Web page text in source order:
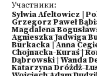
Участники:
Sylwia Afeltowicz
Grzegorz Paweł
Magdalena
Agnieszka Jadwiga
Burkacka|Anna
Chojnacka-Kuraś|
Dąbrowski|Wanda
Katarzyna Dróżdż-